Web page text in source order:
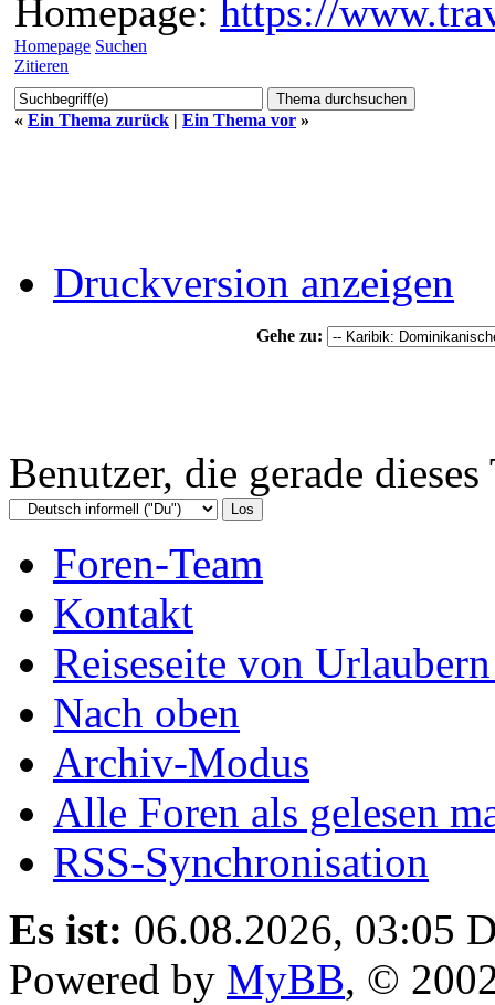
Homepage: https://
Homepage Suchen
Zitieren
« Ein Thema zurück | Ein Thema vor »
Druckversion anzeigen
Gehe zu:
Benutzer, die gerade
Foren-Team
Kontakt
Reiseseite von
Nach oben
Archiv-Modus
Alle Foren als gelesen
RSS-Synchronisation
Es ist: 06.08.2026, 03:05
Powered by MyBB, ©